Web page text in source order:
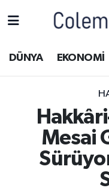
DÜNYA EKONOMİ
Mesai
ASAYİŞ
DOĞA
DÜNYA
Hakkâri Hava
Hakkari Namaz
Hakkâri Trafik
Süper Lig